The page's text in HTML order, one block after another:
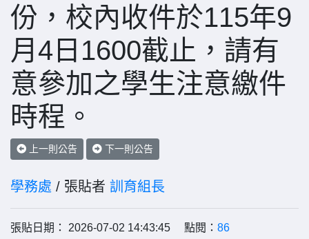
份，校內收件於115年9
月4日1600截止，請有
意參加之學生注意繳件
時程。
上一則公告 下一則公告
學務處 / 張貼者 訓育組長
張貼日期： 2026-07-02 14:43:45 點閱： 86